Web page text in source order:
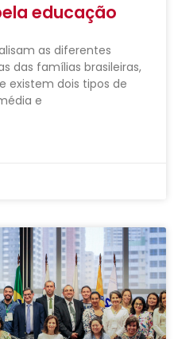
educação
as diferentes
das famílias brasileiras,
existem dois tipos de
e